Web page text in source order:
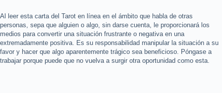
Al leer esta carta del Tarot en línea en el ámbito que habla de otras
personas, sepa que alguien o algo, sin darse cuenta, le proporcionará los
medios para convertir una situación frustrante o negativa en una
extremadamente positiva. Es su responsabilidad manipular la situación a su
favor y hacer que algo aparentemente trágico sea beneficioso. Póngase a
trabajar porque puede que no vuelva a surgir otra oportunidad como esta.